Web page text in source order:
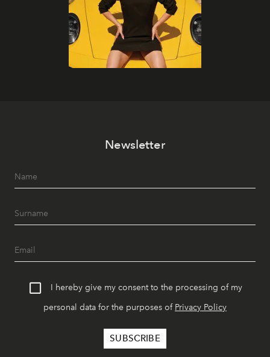
Newsletter
I hereby give my consent to the processing of my
personal data for the purposes of Privacy Policy